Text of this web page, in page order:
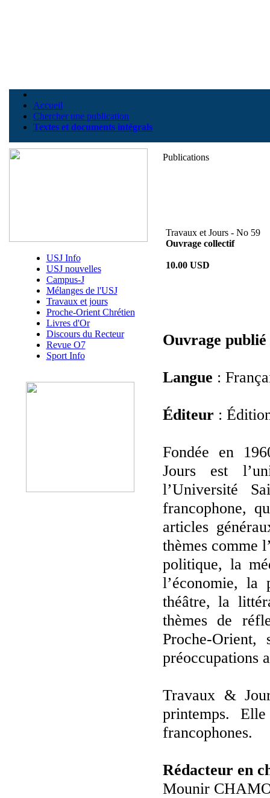
Accueil
Chercher une publication
Textes et documents intégrals
USJ Info
USJ nouvelles
Campus-J
Mélanges de l'USJ
Travaux et jours
Proche-Orient Chrétien
Livres d'Or
Discours du Recteur
Revue O7
Sport Info
Publications
Travaux et Jours - No 59
Ouvrage collectif
10.00 USD
Ouvrage publié
Langue :
Éditeur :
Fondée en
Jours est
l’Université
francophone,
articles
thèmes comme
politique, la
l’économie, la
théâtre, la
thèmes de
Proche-
préoccupations
Travaux &
printemps.
francophones.
Rédacteur en
Mounir